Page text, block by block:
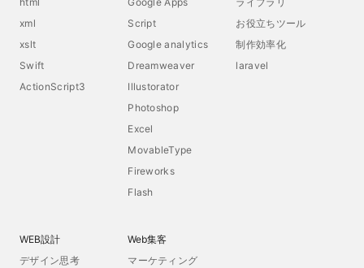
xml
xslt
Swift
ActionScript3
Script
Google analytics
Dreamweaver
Illustorator
Photoshop
Excel
MovableType
Fireworks
Flash
お役立ちツール
制作効率化
laravel
WEB設計
デザイン思考
Web集客
マーケティング